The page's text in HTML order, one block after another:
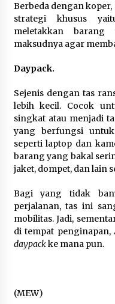
Tak
8
8
12
9
Berbeda dengan
strategi khusus
meletakkan
maksudnya agar
Daypack.
Sejenis dengan tas
lebih kecil. Cocok
singkat atau menjadi
yang berfungsi
seperti laptop dan
barang yang bakal
jaket, dompet, dan lain
Bagi yang tidak
perjalanan, tas ini
mobilitas. Jadi,
di tempat
daypackke mana pun.
(MEW)